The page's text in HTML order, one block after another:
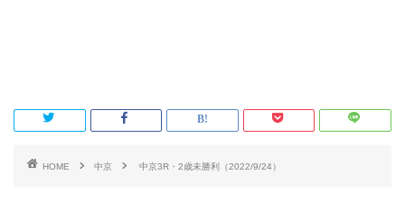
HOME 中京 中京3R・2歳未勝利（2022/9/24）